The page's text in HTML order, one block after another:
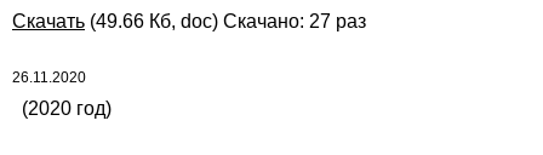
Скачать (49.66 Кб, doc) Скачано: 27 раз
26.11.2020
(2020 год)